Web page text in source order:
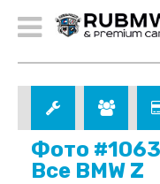
Фото
Все BMW Z